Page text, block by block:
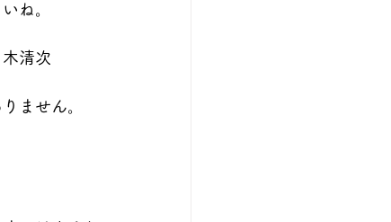
ね。
清次
ません。